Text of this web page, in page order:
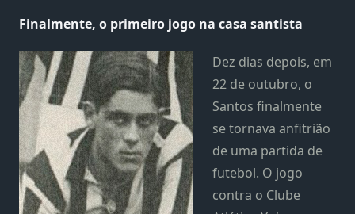
Finalmente, o primeiro jogo na casa santista
Dez dias depois, em
22 de outubro, o
Santos finalmente
se tornava anfitrião
de uma partida de
futebol. O jogo
contra o Clube